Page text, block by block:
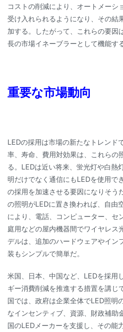
コストの削減により、オートメーシ
受け入れられるようになり、その結
加する。したがって、これらの要因
長の市場イネーブラーとして機能する
重要な市場動向
LEDの採用は市場の新たなトレンド
率、寿命、費用対効果は、これらの
る。LEDは近い将来、蛍光灯や白熱
明だけでなく通信にもLEDを使用で
の採用を加速させる要因になりそう
の照明がLEDに置き換われば、自由
により、電話、コンピューター、セ
庭用などの屋内機器間でワイヤレス
デルは、追加のハードウェアやイン
装もシンプルで簡単だ。
米国、日本、中国など、LEDを採用
ギー消費削減を推進する措置を講じ
国では、政府は企業全体でLED照明
なインセンティブ、資源、財政補助
国のLEDメーカーを支援し、その能